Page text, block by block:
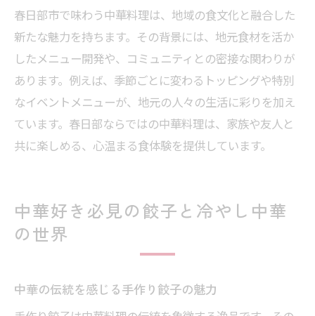
手作りの中華料理が生み出す至福の時間
春日部で味わう中華の新定番を紹介
餃子と冷やし中華で広がる幸せな食卓
当店おすすめ中華で特別なひとときを
中華料理の奥深さを春日部で実感しよう
春日部市で味わう中華料理は、地域の食文化と融合した
新たな魅力を持ちます。その背景には、地元食材を活か
したメニュー開発や、コミュニティとの密接な関わりが
あります。例えば、季節ごとに変わるトッピングや特別
なイベントメニューが、地元の人々の生活に彩りを加え
ています。春日部ならではの中華料理は、家族や友人と
共に楽しめる、心温まる食体験を提供しています。
中華好き必見の餃子と冷やし中華
の世界
中華の伝統を感じる手作り餃子の魅力